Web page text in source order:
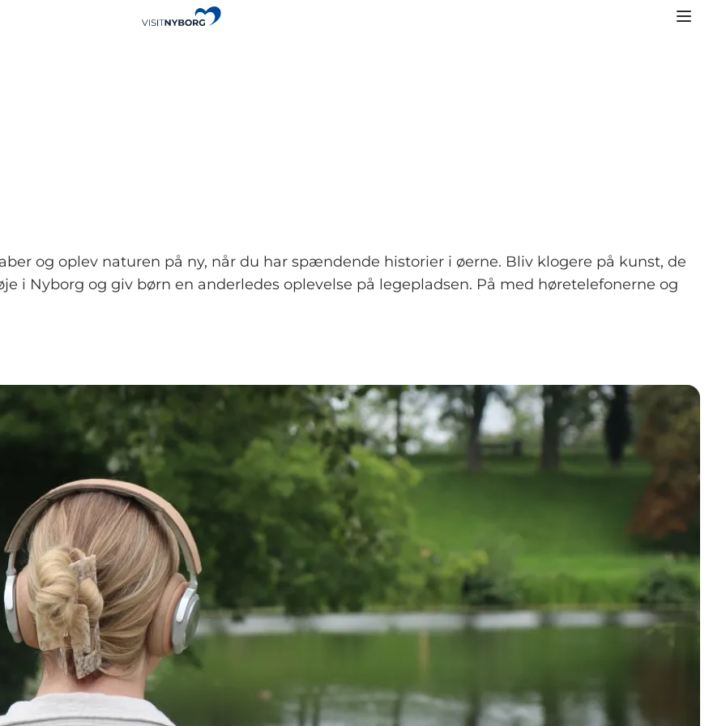
og oplev naturen på ny, når du har spændende historier i øerne. Bliv klogere på kunst, de
i Nyborg og giv børn en anderledes oplevelse på legepladsen. På med høretelefonerne og